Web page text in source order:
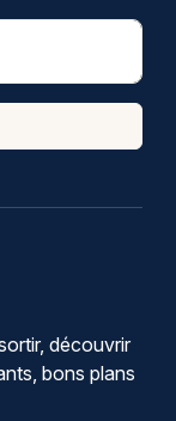
découvrir
bons plans